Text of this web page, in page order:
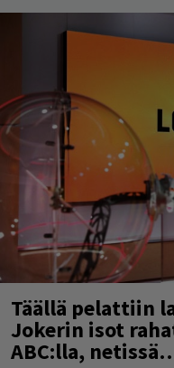
Täällä pelattiin
Jokerin isot
ABC:lla,